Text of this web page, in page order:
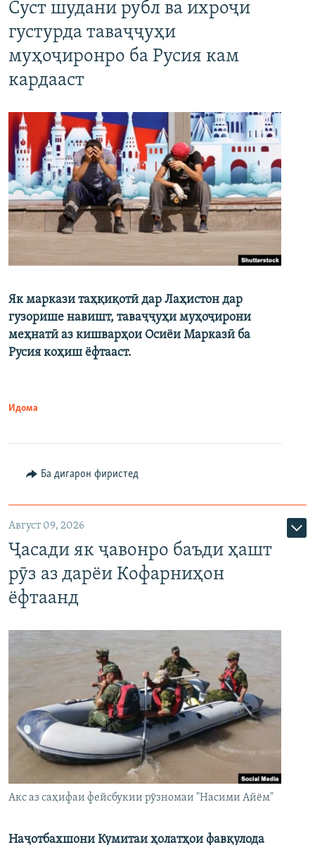
Суст шудани рубл ва ихроҷи
густурда таваҷҷуҳи
муҳоҷиронро ба Русия кам
кардааст
Як маркази таҳқиқотӣ дар Лаҳистон дар
гузорише навишт, таваҷҷуҳи муҳоҷирони
меҳнатӣ аз кишварҳои Осиёи Марказӣ ба
Русия коҳиш ёфтааст.
Идома
Ба дигарон фиристед
Август 09, 2026
Ҷасади як ҷавонро баъди ҳашт
рӯз аз дарёи Кофарниҳон
ёфтаанд
Акс аз саҳифаи фейсбукии рӯзномаи "Насими Айём"
Наҷотбахшони Кумитаи ҳолатҳои фавқулода